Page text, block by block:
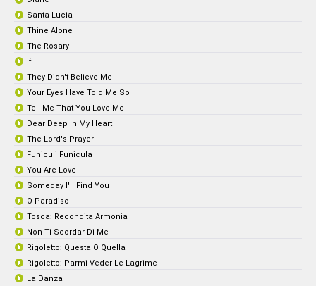
Santa Lucia
Thine Alone
The Rosary
If
They Didn't Believe Me
Your Eyes Have Told Me So
Tell Me That You Love Me
Dear Deep In My Heart
The Lord's Prayer
Funiculi Funicula
You Are Love
Someday I'll Find You
O Paradiso
Tosca: Recondita Armonia
Non Ti Scordar Di Me
Rigoletto: Questa O Quella
Rigoletto: Parmi Veder Le Lagrime
La Danza